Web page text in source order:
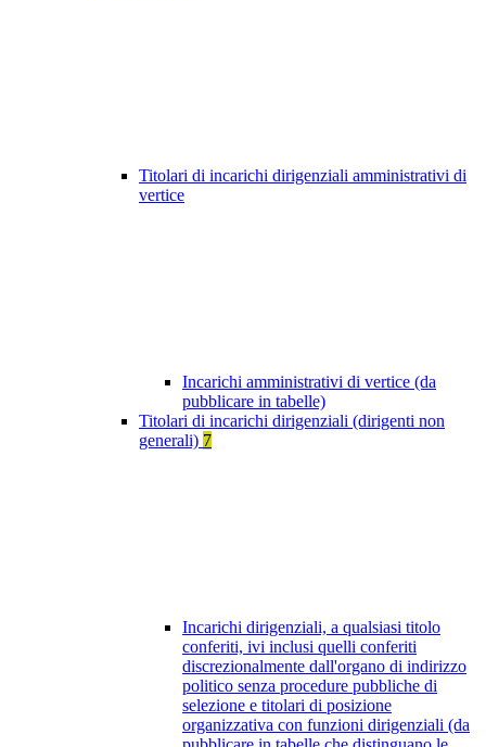
Titolari di incarichi dirigenziali amministrativi di
vertice
Incarichi amministrativi di vertice (da
pubblicare in tabelle)
Titolari di incarichi dirigenziali (dirigenti non
generali) 7
Incarichi dirigenziali, a qualsiasi titolo
conferiti, ivi inclusi quelli conferiti
discrezionalmente dall'organo di indirizzo
politico senza procedure pubbliche di
selezione e titolari di posizione
organizzativa con funzioni dirigenziali (da